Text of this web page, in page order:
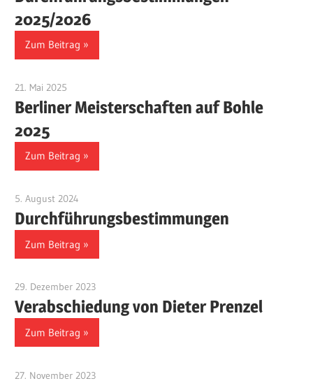
2025/2026
Zum Beitrag
21. Mai 2025
Berliner Meisterschaften auf Bohle
2025
Zum Beitrag
5. August 2024
Durchführungsbestimmungen
Zum Beitrag
29. Dezember 2023
Verabschiedung von Dieter Prenzel
Zum Beitrag
27. November 2023